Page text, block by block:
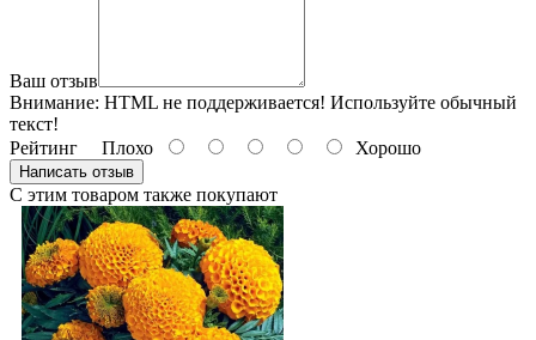
Ваш отзыв
Внимание: HTML не поддерживается! Используйте обычный
текст!
Рейтинг Плохо Хорошо
Написать отзыв
С этим товаром также покупают